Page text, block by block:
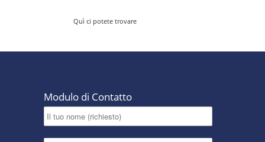
Quì ci potete trovare
Modulo di Contatto